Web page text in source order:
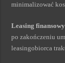
minimalizować
Leasing
po zakończeniu
leasingobiorca